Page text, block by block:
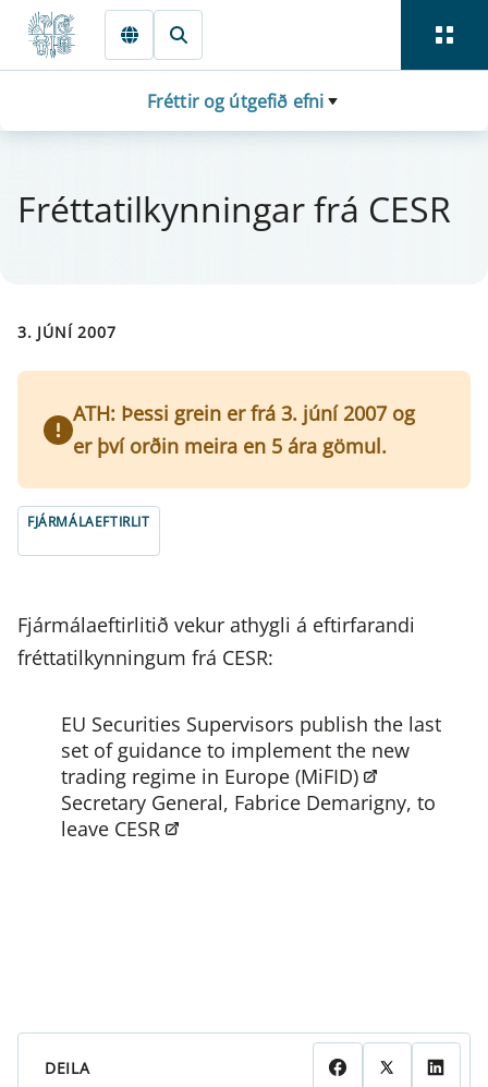
Fara beint í Meginmál
Fréttir og útgefið efni
Frétta­til­kynn­ing­ar frá CESR
3. JÚNÍ 2007
ATH: Þessi grein er frá 3. júní 2007 og
er því orðin meira en 5 ára gömul.
FJÁRMÁLAEFTIRLIT
Fjármálaeftirlitið vekur athygli á eftirfarandi
fréttatilkynningum frá CESR:
EU Securities Supervisors publish the last
set of guidance to implement the new
trading regime in Europe (MiFID)
Secretary General, Fabrice Demarigny, to
leave CESR
DEILA